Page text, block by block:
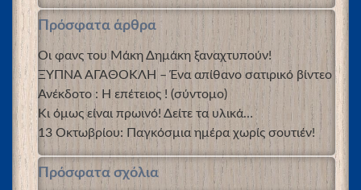
Πρόσφατα άρθρα
Οι φανς του Μάκη Δημάκη ξαναχτυπούν!
ΞΥΠΝΑ ΑΓΑΘΟΚΛΗ – Ένα απίθανο σατιρικό βίντεο
Ανέκδοτο : Η επέτειος ! (σύντομο)
Κι όμως είναι πρωινό! Δείτε τα υλικά…
13 Οκτωβρίου: Παγκόσμια ημέρα χωρίς σουτιέν!
Πρόσφατα σχόλια